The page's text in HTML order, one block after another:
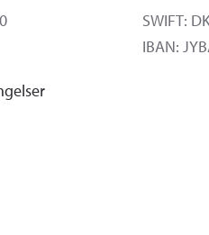
SWIFT:
IBAN: